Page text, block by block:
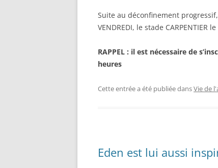
Suite au déconfinement progressif,
VENDREDI, le stade CARPENTIER le
RAPPEL : il est nécessaire de
heures
Cette entrée a été publiée dansVie de
Eden est lui aussi